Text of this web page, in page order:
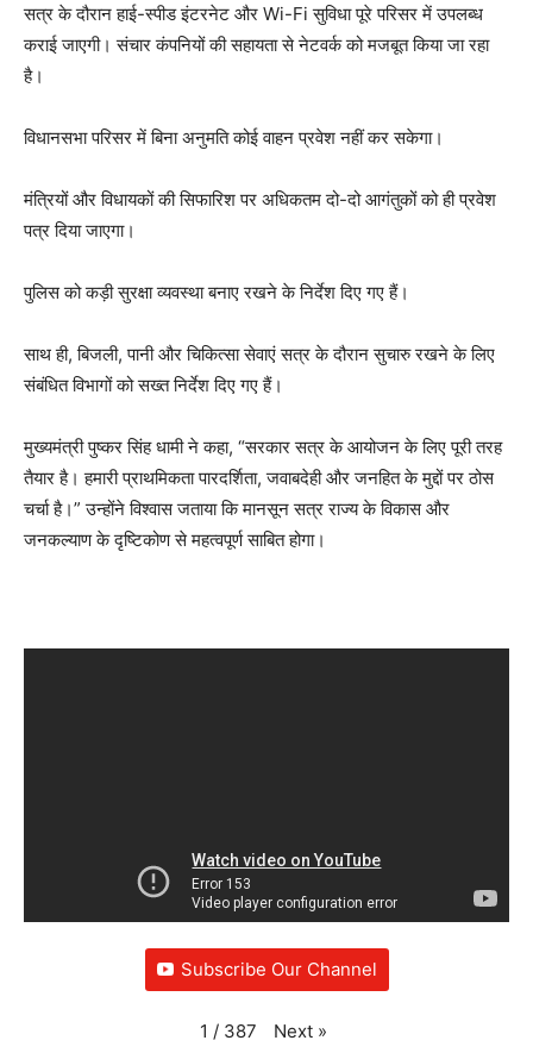
सत्र के दौरान हाई-स्पीड इंटरनेट और Wi-Fi सुविधा पूरे परिसर में उपलब्ध
कराई जाएगी। संचार कंपनियों की सहायता से नेटवर्क को मजबूत किया जा रहा
है।
विधानसभा परिसर में बिना अनुमति कोई वाहन प्रवेश नहीं कर सकेगा।
मंत्रियों और विधायकों की सिफारिश पर अधिकतम दो-दो आगंतुकों को ही प्रवेश
पत्र दिया जाएगा।
पुलिस को कड़ी सुरक्षा व्यवस्था बनाए रखने के निर्देश दिए गए हैं।
साथ ही, बिजली, पानी और चिकित्सा सेवाएं सत्र के दौरान सुचारु रखने के लिए
संबंधित विभागों को सख्त निर्देश दिए गए हैं।
मुख्यमंत्री पुष्कर सिंह धामी ने कहा, “सरकार सत्र के आयोजन के लिए पूरी तरह
तैयार है। हमारी प्राथमिकता पारदर्शिता, जवाबदेही और जनहित के मुद्दों पर ठोस
चर्चा है।” उन्होंने विश्वास जताया कि मानसून सत्र राज्य के विकास और
जनकल्याण के दृष्टिकोण से महत्वपूर्ण साबित होगा।
Subscribe Our Channel
1 / 387 Next »